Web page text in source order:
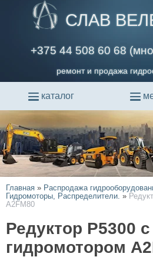
+375 44 508 60 68
СЛАВ
ремонт и продажа
каталог
Главная » Распродажа
Гидромоторы, Распределители. »
A2FM80
Редуктор P5300 с
гидромотором